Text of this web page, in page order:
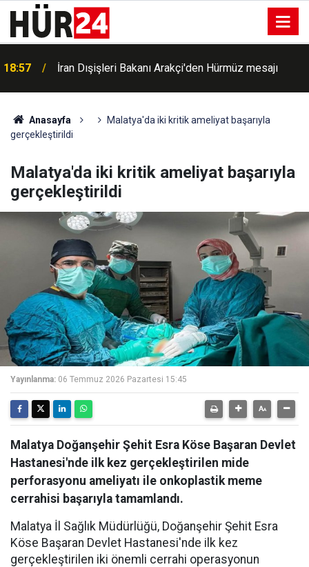
18:57 İran Dışişleri Bakanı Arakçi'den Hürmüz mesajı
Anasayfa
Malatya'da iki kritik ameliyat başarıyla
gerçekleştirildi
Malatya'da iki kritik ameliyat başarıyla
gerçekleştirildi
Yayınlanma: 06 Temmuz 2026 Pazartesi 15:45
Malatya Doğanşehir Şehit Esra Köse Başaran Devlet
Hastanesi'nde ilk kez gerçekleştirilen mide
perforasyonu ameliyatı ile onkoplastik meme
cerrahisi başarıyla tamamlandı.
Malatya İl Sağlık Müdürlüğü, Doğanşehir Şehit Esra
Köse Başaran Devlet Hastanesi'nde ilk kez
gerçekleştirilen iki önemli cerrahi operasyonun